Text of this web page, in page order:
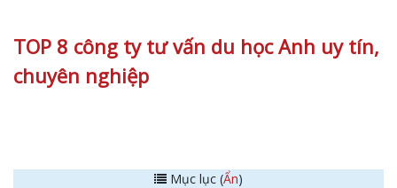
TOP 8 công ty tư vấn du học Anh uy tín,
chuyên nghiệp
Mục lục (Ẩn)